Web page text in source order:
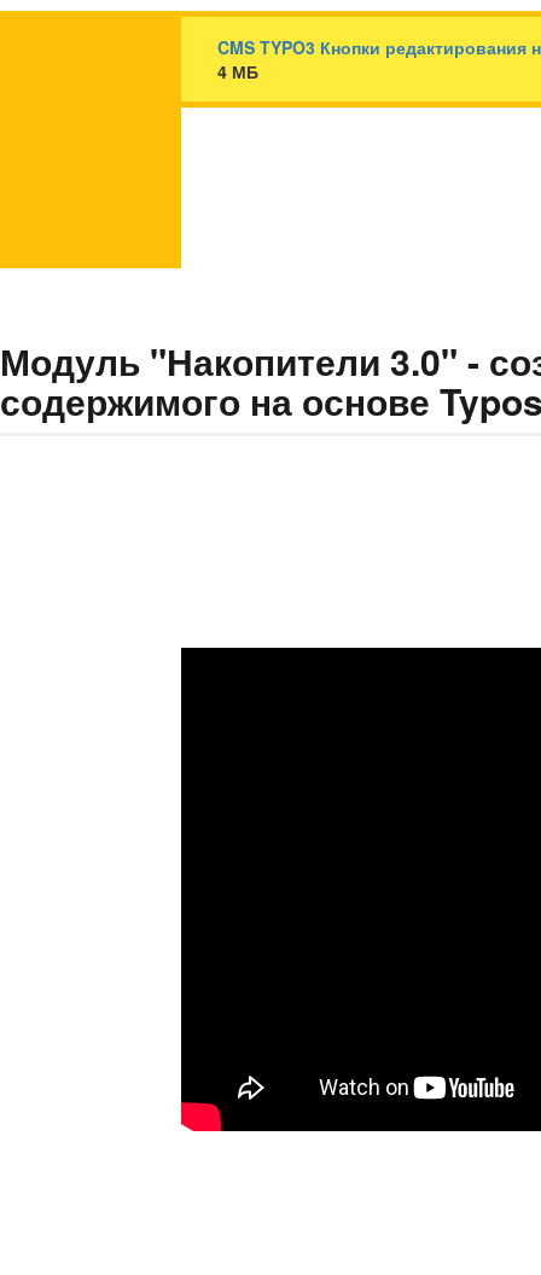
CMS TYPO3 Кнопки редактирования
4 МБ
Модуль "Накопители 3.0" -
содержимого на основе